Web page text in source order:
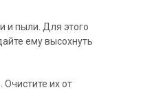
и пыли. Для этого
ему высохнуть
Очистите их от